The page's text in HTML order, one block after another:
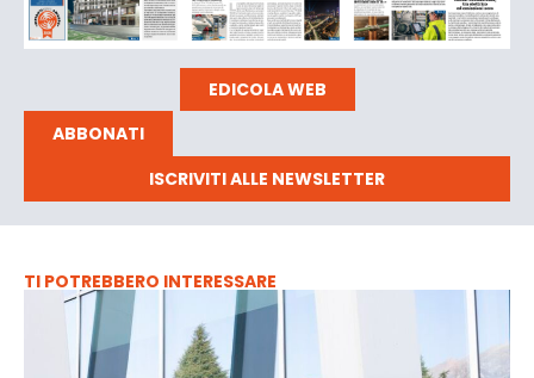
EDICOLA WEB
ABBONATI
ISCRIVITI ALLE NEWSLETTER
TI POTREBBERO INTERESSARE